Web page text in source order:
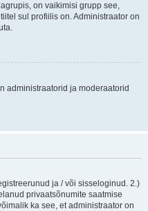
on vaikimisi grupp see,
sul profiilis on. Administraator on
administraatorid ja moderaatorid
ja / või sisseloginud. 2.)
privaatsõnumite saatmise
ka see, et administraator on